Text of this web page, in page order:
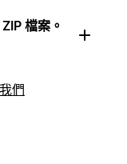
檔案。
們